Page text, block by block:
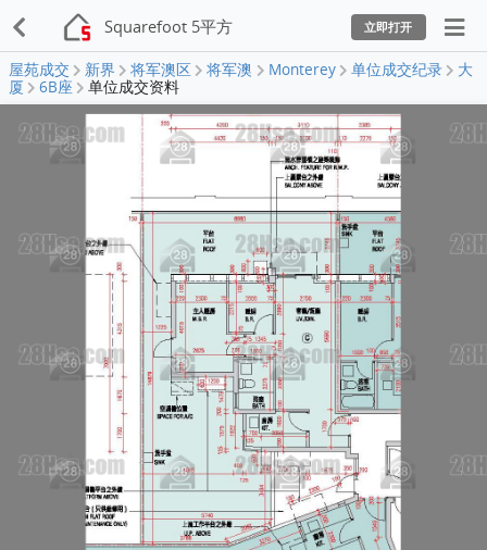
Squarefoot 5平方 立即打开
屋苑成交 新界 将军澳区 将军澳 Monterey 单位成交纪录
大
厦
6B座 单位成交资料